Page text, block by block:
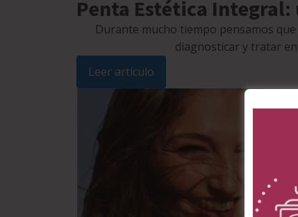
Penta Estética
Durante mucho tiempo pensamos
diagnosticar y tratar
Leer artículo